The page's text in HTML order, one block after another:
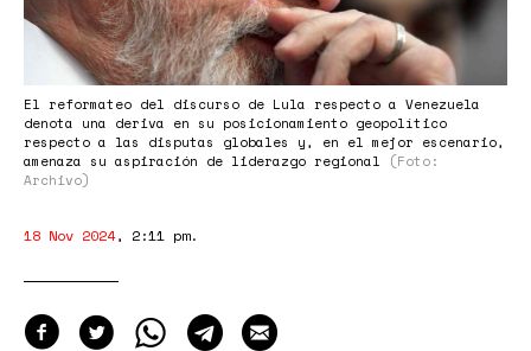
El reformateo del discurso de Lula respecto a Venezuela
denota una deriva en su posicionamiento geopolítico
respecto a las disputas globales y, en el mejor escenario,
amenaza su aspiración de liderazgo regional
(Foto:
Archivo)
18 Nov 2024, 2:11 pm.